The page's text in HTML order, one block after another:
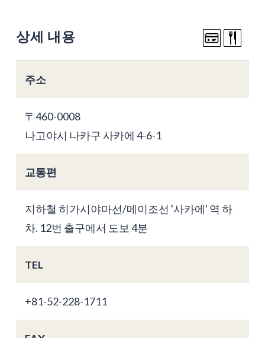
상세 내용
주소
〒460-0008
나고야시 나카구 사카에 4-6-1
교통편
지하철 히가시야마선/메이조선 '사카에' 역 하
차. 12번 출구에서 도보 4분
TEL
+81-52-228-1711